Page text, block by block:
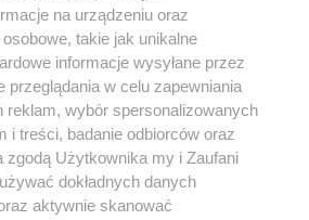
Instagram Youtube
na urządzeniu oraz
takie jak unikalne
informacje wysyłane przez
przeglądania w celu zapewniania
reklam, wybór spersonalizowanych
i treści, badanie odbiorców oraz
zgodą Użytkownika my i Zaufani
dokładnych danych
aktywnie skanować